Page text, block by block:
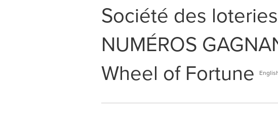
Société des
NUMÉROS
Wheel of Fortune